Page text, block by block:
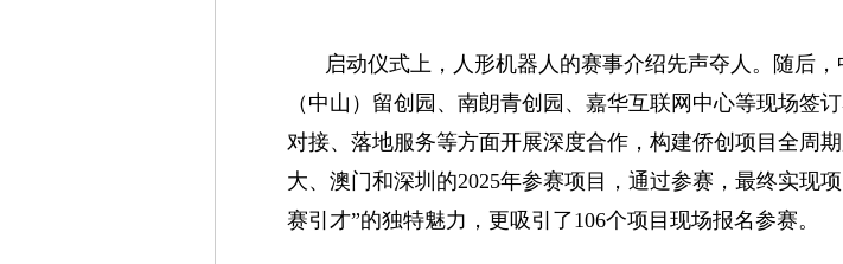
启动仪式上，人形机器人的赛事介绍先声夺人。随后
（中山）留创园、南朗青创园、嘉华互联网中心等现场签
对接、落地服务等方面开展深度合作，构建侨创项目全周
大、澳门和深圳的2025年参赛项目，通过参赛，最终实现
赛引才”的独特魅力，更吸引了106个项目现场报名参赛。